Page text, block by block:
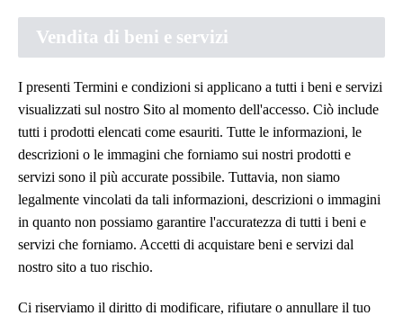
Vendita di beni e servizi
I presenti Termini e condizioni si applicano a tutti i beni e servizi
visualizzati sul nostro Sito al momento dell'accesso. Ciò include
tutti i prodotti elencati come esauriti. Tutte le informazioni, le
descrizioni o le immagini che forniamo sui nostri prodotti e
servizi sono il più accurate possibile. Tuttavia, non siamo
legalmente vincolati da tali informazioni, descrizioni o immagini
in quanto non possiamo garantire l'accuratezza di tutti i beni e
servizi che forniamo. Accetti di acquistare beni e servizi dal
nostro sito a tuo rischio.
Ci riserviamo il diritto di modificare, rifiutare o annullare il tuo